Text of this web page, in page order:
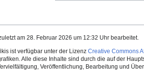
am 28. Februar 2026 um 12:32 Uhr bearbeitet.
ist verfügbar unter der Lizenz Creative Commons
Alle diese Inhalte sind durch die auf der
Veröffentlichung, Bearbeitung und